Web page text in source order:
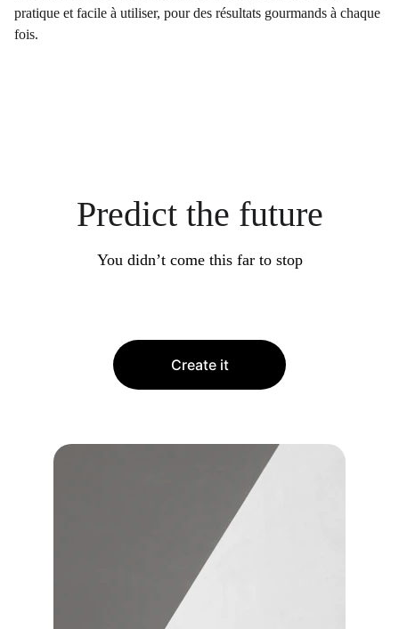
pratique et facile à utiliser, pour des résultats gourmands à chaque
fois.
Predict the future
You didn’t come this far to stop
Create it